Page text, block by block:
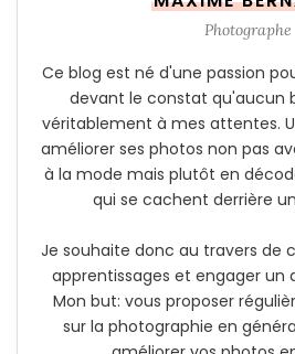
Photographe
Ce blog est né d'une passion
devant le constat qu'aucun
véritablement à mes attentes.
améliorer ses photos non pas
à la mode mais plutôt en
qui se cachent derrière
Je souhaite donc au travers de
apprentissages et engager un
Mon but: vous proposer
sur la photographie en